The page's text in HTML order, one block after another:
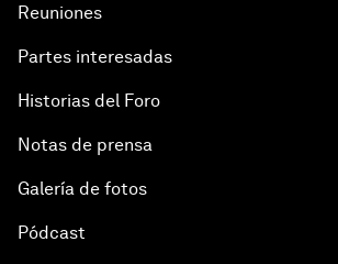
Reuniones
Partes interesadas
Historias del Foro
Notas de prensa
Galería de fotos
Pódcast